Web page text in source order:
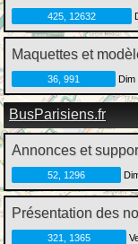
425, 12632
Maquettes et
36, 991 Dim
BusParisiens.fr
Annonces et
52, 1296
Présentation des
321, 1365